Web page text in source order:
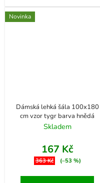
Novinka
Dámská lehká šála 100x180
cm vzor tygr barva hnědá
Skladem
167 Kč
363 Kč (–53 %)